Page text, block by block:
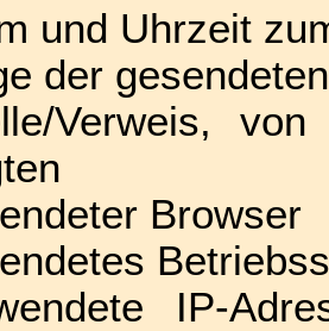
und Uhrzeit
der
Verweis,
Browser
IP-